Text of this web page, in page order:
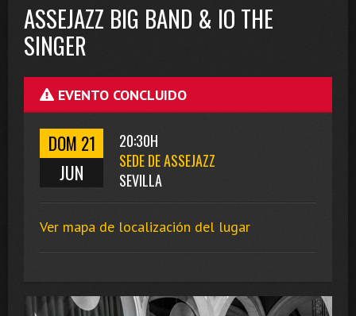
ASSEJAZZ BIG BAND & IO THE
SINGER
EVENTO CONCLUIDO
DOM 21
JUN
20:30H
SEDE DE ASSEJAZZ
SEVILLA
Ver mapa de localización del lugar